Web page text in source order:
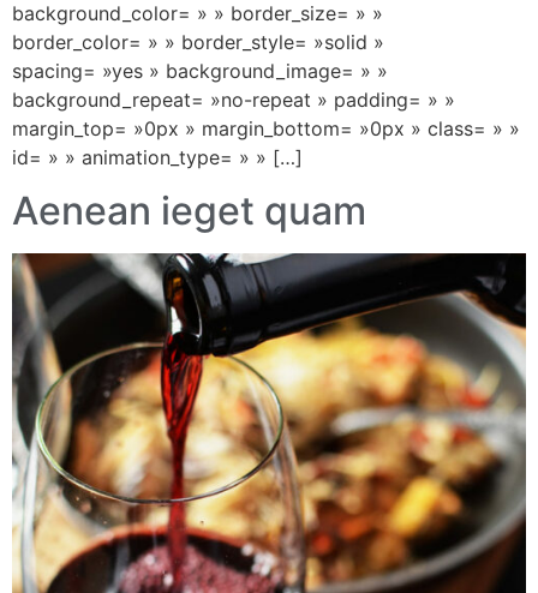
background_color= » » border_size= » »
border_color= » » border_style= »solid »
spacing= »yes » background_image= » »
background_repeat= »no-repeat » padding= » »
margin_top= »0px » margin_bottom= »0px » class= » »
id= » » animation_type= » » […]
Aenean ieget quam